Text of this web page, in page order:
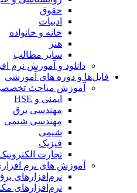
خانه و خانواده
سایر مطالب
دانلود و آموزش نرم افزار
و دوره های آموزشی
آموزش مباحث تخصصی
ایمنی و HSE
مهندسی برق
مهندسی شیمی
تجارت الکترونیک
آموزش های نرم افزاری
نرم‌افزارهای برق
نرم‌افزارهای مکانیک